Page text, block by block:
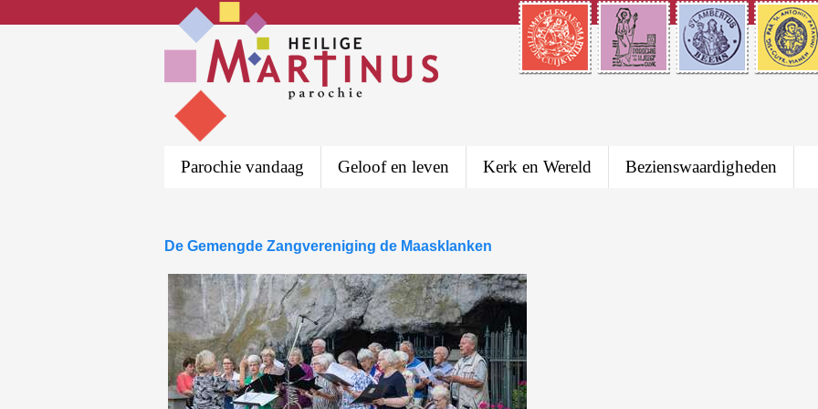
Parochie vandaag Geloof en leven Kerk en Wereld Bezienswaardigheden
De Gemengde Zangvereniging de Maasklanken